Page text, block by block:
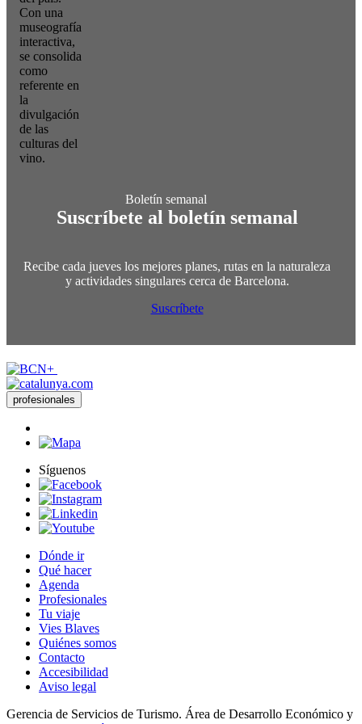
Con una
museografía
interactiva,
se consolida
como
referente en
la
divulgación
de las
culturas del
vino.
Suscríbete al boletín semanal
Recibe cada jueves los mejores planes, rutas en la naturaleza
y actividades singulares cerca de Barcelona.
Suscríbete
profesionales
Síguenos
Dónde ir
Qué hacer
Agenda
Profesionales
Tu viaje
Vies Blaves
Quiénes somos
Contacto
Accesibilidad
Aviso legal
Gerencia de Servicios de Turismo. Área de Desarrollo Económico y